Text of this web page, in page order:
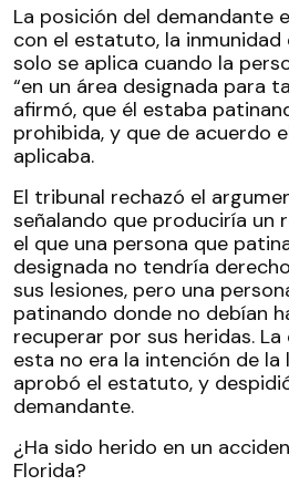
La posición del demandante
con el estatuto, la
solo se aplica cuando la
“en un área designada para
afirmó, que él estaba
prohibida, y que de acuerdo
aplicaba.
El tribunal rechazó el
señalando que produciría un
el que una persona que
designada no tendría
sus lesiones, pero una
patinando donde no debían
recuperar por sus heridas.
esta no era la intención de
aprobó el estatuto, y
demandante.
¿Ha sido herido en un
Florida?